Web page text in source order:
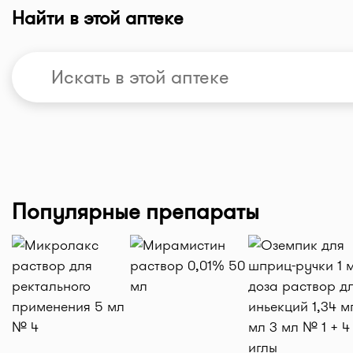
Найти в этой аптеке
Популярные препараты